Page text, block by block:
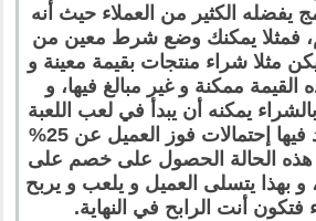
يفضله الكثير من العملاء حيث أنه
فمثلا يمكنك وضع شرط معين من
مثلا شراء منتجات بقيمة معينة و
ممكنة و غير مبالغ فيها، و
يمكنه أن يبدأ في لعب اللعبة
و التي يجب أن تزيد فيها إحتمالات فوز العميل عن 25%
هذه الحالة الحصول على خصم على
بهذا يتسلى العميل و يلعب و يربح
فتكون أنت الرابح في النهاية.